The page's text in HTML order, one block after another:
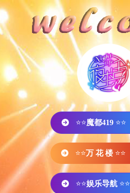
⭐⭐魔都419 ⭐⭐
⭐⭐万 花 楼 ⭐⭐
⭐⭐娱乐导航 ⭐⭐